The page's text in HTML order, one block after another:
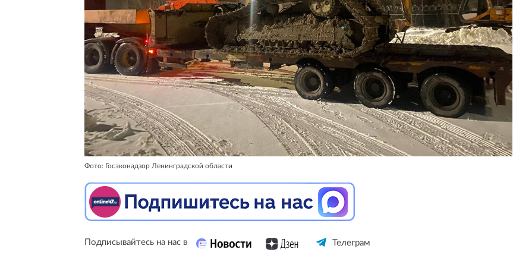
Фото: Госэконадзор Ленинградской области
Подписывайтесь на нас в Телеграм